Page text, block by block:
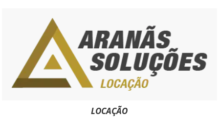
LOCAÇÃO